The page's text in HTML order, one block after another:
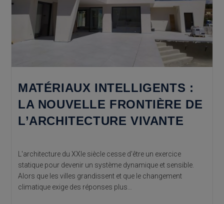
MATÉRIAUX INTELLIGENTS :
LA NOUVELLE FRONTIÈRE DE
L’ARCHITECTURE VIVANTE
L'architecture du XXIe siècle cesse d'être un exercice
statique pour devenir un système dynamique et sensible.
Alors que les villes grandissent et que le changement
climatique exige des réponses plus…